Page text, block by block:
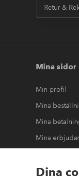
Dina
Retur &
Mina sidor
Min profil
Mina
Mina
Mina